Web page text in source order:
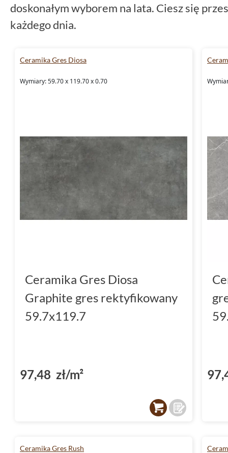
doskonałym wyborem na lata. Ciesz się
każdego dnia.
Ceramika Gres Diosa
Wymiary: 59.70 x 119.70 x 0.70
Ceramika Gres Diosa
Graphite gres rektyfikowany
59.7x119.7
97,48 zł/m²
Ceramika Gres Rush